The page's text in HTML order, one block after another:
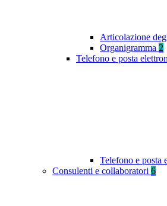
Articolazione
Organigramma 2
Telefono e posta
Telefono e posta
Consulenti e collaboratori 6